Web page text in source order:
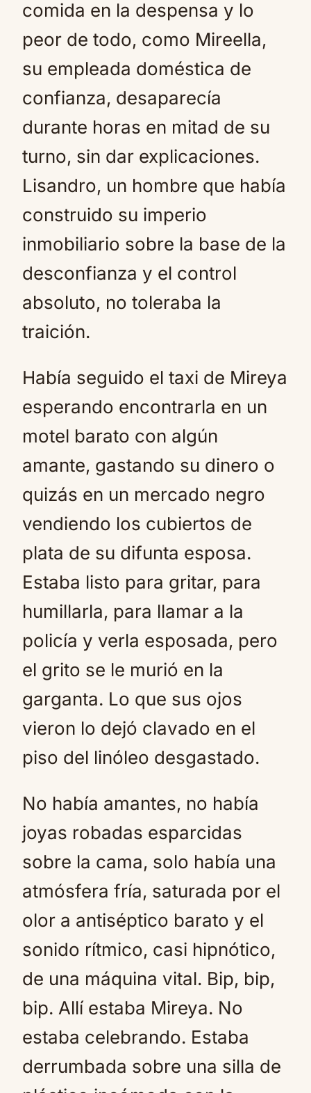
comida en la despensa y lo
peor de todo, como Mireella,
su empleada doméstica de
confianza, desaparecía
durante horas en mitad de su
turno, sin dar explicaciones.
Lisandro, un hombre que había
construido su imperio
inmobiliario sobre la base de la
desconfianza y el control
absoluto, no toleraba la
traición.
Había seguido el taxi de Mireya
esperando encontrarla en un
motel barato con algún
amante, gastando su dinero o
quizás en un mercado negro
vendiendo los cubiertos de
plata de su difunta esposa.
Estaba listo para gritar, para
humillarla, para llamar a la
policía y verla esposada, pero
el grito se le murió en la
garganta. Lo que sus ojos
vieron lo dejó clavado en el
piso del linóleo desgastado.
No había amantes, no había
joyas robadas esparcidas
sobre la cama, solo había una
atmósfera fría, saturada por el
olor a antiséptico barato y el
sonido rítmico, casi hipnótico,
de una máquina vital. Bip, bip,
bip. Allí estaba Mireya. No
estaba celebrando. Estaba
derrumbada sobre una silla de